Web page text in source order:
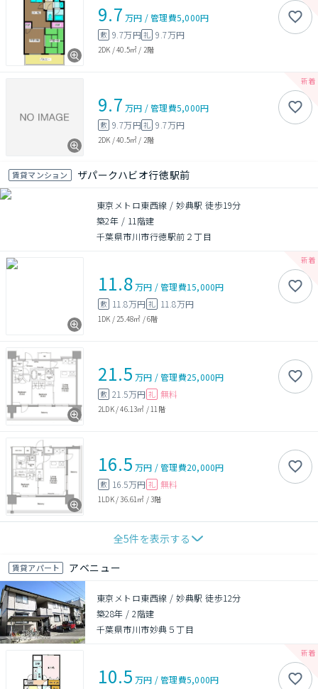
9.7 万円 /管理費5,000円
敷 9.7万円礼 9.7万円
2DK /40.5㎡ / 2階
9.7 万円 /管理費5,000円
敷 9.7万円礼 9.7万円
2DK /40.5㎡ / 2階
賃貸マンション ザパークハビオ行徳駅前
東京メトロ東西線 / 妙典駅 徒歩19分
築2年 / 11階建
千葉県市川市行徳駅前２丁目
11.8万円 /管理費15,000円
敷 11.8万円 礼 11.8万円
1DK / 25.48㎡ /6階
21.5 万円 /管理費25,000円
敷 21.5万円 礼 無料
2LDK/46.13㎡ / 11階
16.5 万円 /管理費20,000円
敷 16.5万円 礼 無料
1LDK/36.61㎡ /3階
全5件を表示する
賃貸アパート アベニュー
東京メトロ東西線 / 妙典駅 徒歩12分
築28年 /2階建
千葉県市川市妙典５丁目
10.5 万円 /管理費5,000円